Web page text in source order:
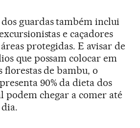
guardas também inclui
e caçadores
protegidas. E avisar de
que possam colocar em
florestas de bambu, o
90% da dieta dos
podem chegar a comer até